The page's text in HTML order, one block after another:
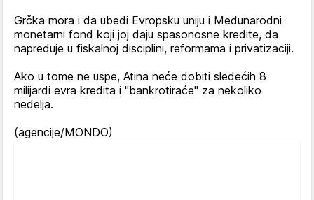
Grčka mora i da ubedi Evropsku uniju i Međunarodni
monetarni fond koji joj daju spasonosne kredite, da
napreduje u fiskalnoj disciplini, reformama i privatizaciji.
Ako u tome ne uspe, Atina neće dobiti sledećih 8
milijardi evra kredita i "bankrotiraće" za nekoliko
nedelja.
(agencije/MONDO)